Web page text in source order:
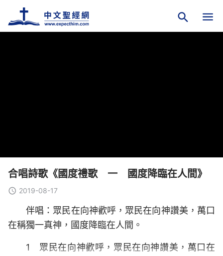
合唱詩歌《國度禮歌 一 國度降臨在人間》
2019-08-17
伴唱：眾民在向神歡呼，眾民在向神讚美，萬口
在稱獨一真神，國度降臨在人間。
1 眾民在向神歡呼，眾民在向神讚美，萬口在